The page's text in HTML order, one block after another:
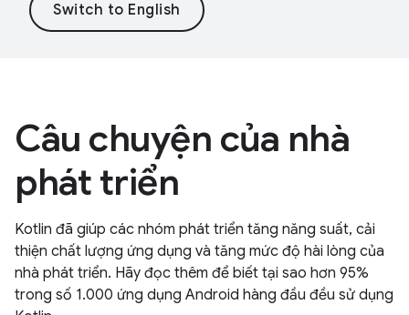
Câu chuyện của nhà
phát triển
Kotlin đã giúp các nhóm phát triển tăng năng suất, cải
thiện chất lượng ứng dụng và tăng mức độ hài lòng của
nhà phát triển. Hãy đọc thêm để biết tại sao hơn 95%
trong số 1.000 ứng dụng Android hàng đầu đều sử dụng